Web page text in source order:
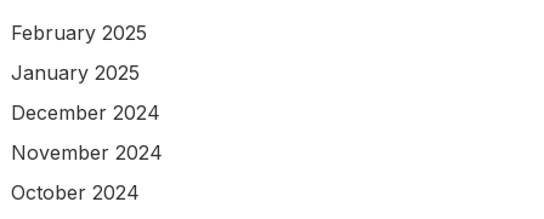
February 2025
January 2025
December 2024
November 2024
October 2024